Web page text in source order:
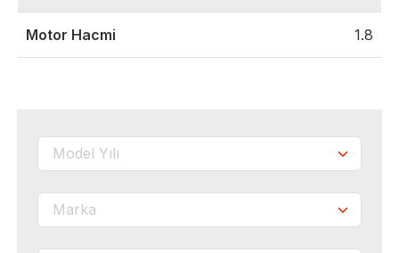
Motor Hacmi 1.8